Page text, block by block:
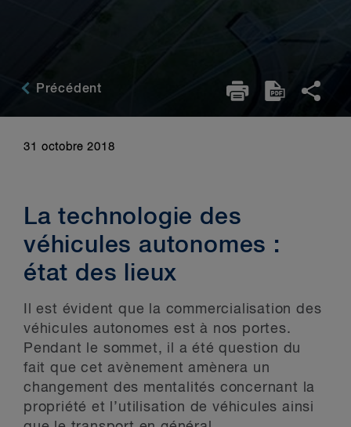
Précédent
31 octobre 2018
La technologie des
véhicules autonomes :
état des lieux
Il est évident que la commercialisation des
véhicules autonomes est à nos portes.
Pendant le sommet, il a été question du
fait que cet avènement amènera un
changement des mentalités concernant la
propriété et l’utilisation de véhicules ainsi